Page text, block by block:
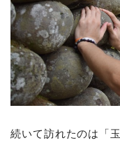
続いて訪れたのは「